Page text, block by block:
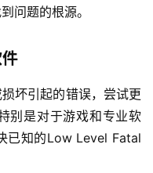
问题的根源。
坏引起的错误，尝试更
别是对于游戏和专业软
已知的Low Level Fatal